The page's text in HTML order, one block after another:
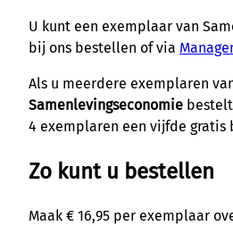
U kunt een exemplaar van
bij ons bestellen of via
Als u meerdere exemplaren
Samenlevingseconomie
4 exemplaren een vijfde gratis
Zo kunt u bestellen
Maak € 16,95 per exemplaar